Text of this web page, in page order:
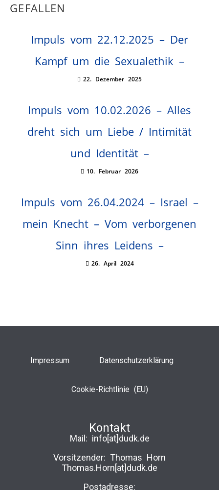
GEFALLEN
Impuls vom 22.12.2025 – Der
Kampf um die Sexualethik –
22. Dezember 2025
Impuls vom 10.02.2026 – Alles
dreht sich um Liebe / Intimität
und Identität –
10. Februar 2026
Impuls vom 26.04.2024 – Israel –
mein Knecht – Vom verborgenen
Sinn ihres Leidens –
26. April 2024
Impressum Datenschutzerklärung
Cookie-Richtlinie (EU)
Kontakt
Mail: info[at]dudk.de
Vorsitzender: Thomas Horn
Thomas.Horn[at]dudk.de
Postadresse: